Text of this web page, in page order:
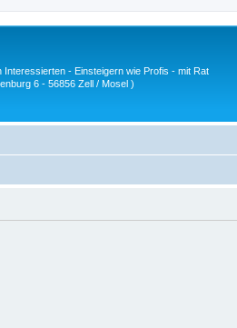
- Einsteigern wie Profis - mit Rat
6 - 56856 Zell / Mosel )